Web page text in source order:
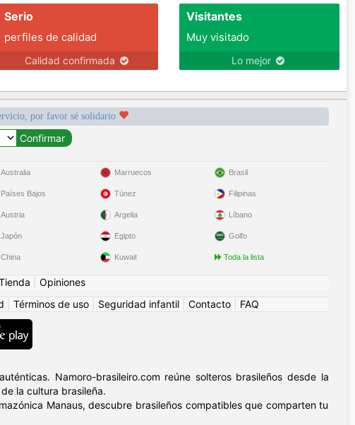
Serio
perfiles de calidad
Calidad confirmada
Visitantes
Muy visitado
Lo mejor
por favor sé solidario
Australia
Países Bajos
Austria
Japón
China
Marruecos
Túnez
Argelia
Egipto
Kuwait
Brasil
Filipinas
Líbano
Golfo
Toda la lista
Opiniones
Términos de uso Seguridad infantil Contacto FAQ
Namoro-brasileiro.com reúne solteros brasileños desde la
la cultura brasileña.
Manaus, descubre brasileños compatibles que comparten tu